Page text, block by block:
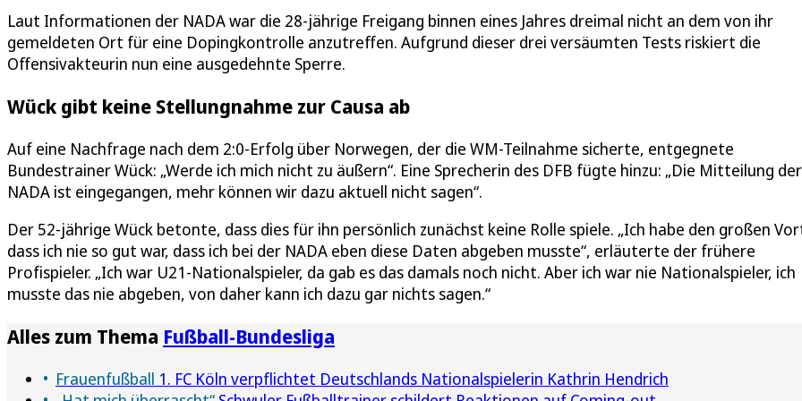
Laut Informationen der NADA war die 28-jährige Freigang binnen eines Jahres dreimal nicht an dem von ihr
gemeldeten Ort für eine Dopingkontrolle anzutreffen. Aufgrund dieser drei versäumten Tests riskiert die
Offensivakteurin nun eine ausgedehnte Sperre.
Wück gibt keine Stellungnahme zur Causa ab
Auf eine Nachfrage nach dem 2:0-Erfolg über Norwegen, der die WM-Teilnahme sicherte, entgegnete
Bundestrainer Wück: „Werde ich mich nicht zu äußern“. Eine Sprecherin des DFB fügte hinzu: „Die Mitteilung der
NADA ist eingegangen, mehr können wir dazu aktuell nicht sagen“.
Der 52-jährige Wück betonte, dass dies für ihn persönlich zunächst keine Rolle spiele. „Ich habe den großen
dass ich nie so gut war, dass ich bei der NADA eben diese Daten abgeben musste“, erläuterte der frühere
Profispieler. „Ich war U21-Nationalspieler, da gab es das damals noch nicht. Aber ich war nie Nationalspieler, ich
musste das nie abgeben, von daher kann ich dazu gar nichts sagen.“
Alles zum Thema Fußball-Bundesliga
Frauenfußball 1. FC Köln verpflichtet Deutschlands Nationalspielerin Kathrin Hendrich